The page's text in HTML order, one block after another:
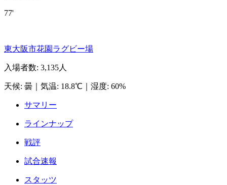
77'
東大阪市花園ラグビー場
入場者数: 3,135人
天候: 曇 気温: 18.8℃ 湿度: 60%
サマリー
ラインナップ
戦評
試合速報
スタッツ